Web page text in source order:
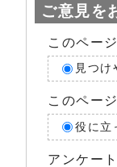
ご意見を
このペー
見つけ
このペー
役に立
アンケー